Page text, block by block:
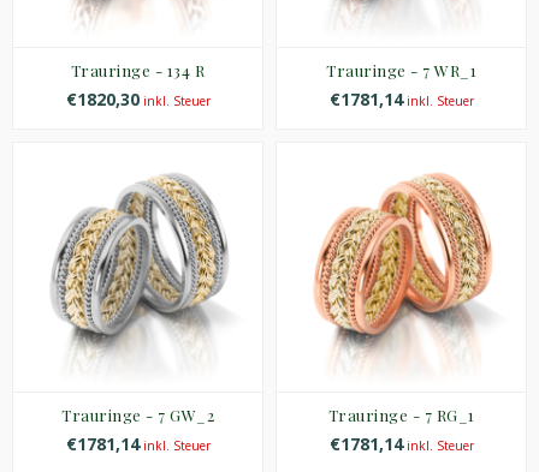
Trauringe - 134 R
€1820,30inkl. Steuer
Trauringe - 7 WR_1
€1781,14inkl. Steuer
Trauringe - 7 GW_2
€1781,14inkl. Steuer
Trauringe - 7 RG_1
€1781,14inkl. Steuer